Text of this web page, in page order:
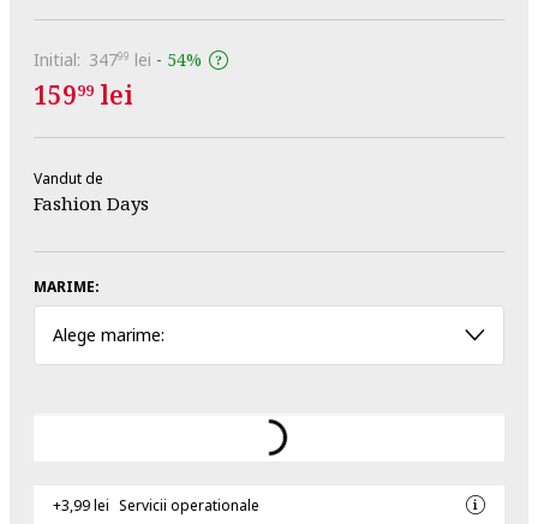
Initial: 34799 lei - 54%
15999 lei
Vandut de
Fashion Days
MARIME:
Alege marime:
+3,99 lei Servicii operationale